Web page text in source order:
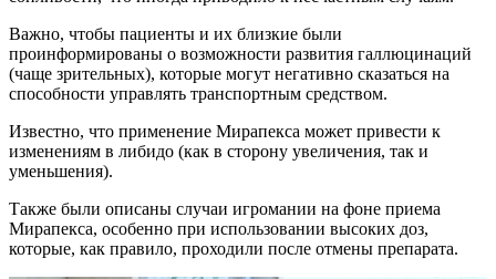
Важно, чтобы пациенты и их близкие были
проинформированы о возможности развития галлюцинаций
(чаще зрительных), которые могут негативно сказаться на
способности управлять транспортным средством.
Известно, что применение Мирапекса может привести к
изменениям в либидо (как в сторону увеличения, так и
уменьшения).
Также были описаны случаи игромании на фоне приема
Мирапекса, особенно при использовании высоких доз,
которые, как правило, проходили после отмены препарата.